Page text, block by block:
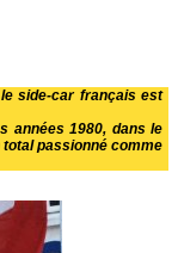
side-car français est
années 1980, dans le
passionné comme